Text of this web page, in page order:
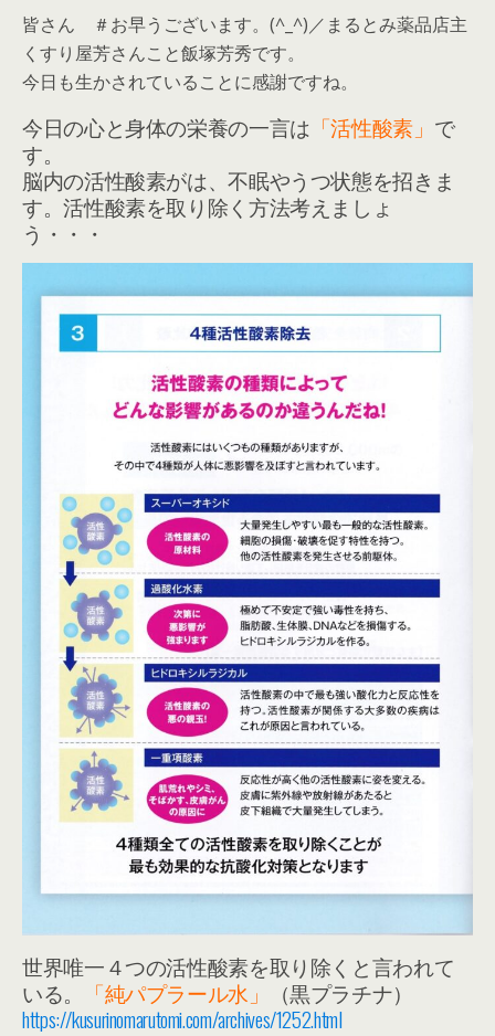
皆さん ＃お早うございます。(^_^)／まるとみ薬品店主
くすり屋芳さんこと飯塚芳秀です。
今日も生かされていることに感謝ですね。
今日の心と身体の栄養の一言は 「活性酸素」 で
す。
脳内の活性酸素がは、不眠やうつ状態を招きま
す。活性酸素を取り除く方法考えましょ
う・・・
世界唯一４つの活性酸素を取り除くと言われて
いる。
「純パプラール水」
（黒プラチナ）
https://kusurinomarutomi.com/archives/1252.html